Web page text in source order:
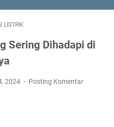
LISTRIK
Sering Dihadapi di
2024 Posting Komentar